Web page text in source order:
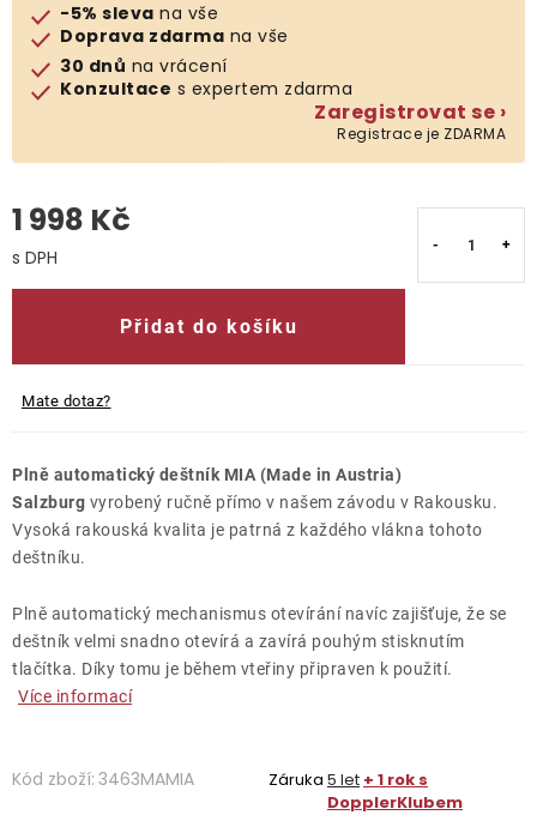
Prodávané značky
Klub výhod
Naše katalogy
O nás
Kontakty
-5% sleva na vše
Doprava zdarma na vše
30 dnů na vrácení
Konzultace s expertem zdarma
Zaregistrovat se ›
Registrace je ZDARMA
1 998 Kč
Přidat do košíku
Mate dotaz?
Plně automatický deštník MIA (Made in Austria)
Salzburg vyrobený ručně přímo v našem závodu v Rakousku.
Vysoká rakouská kvalita je patrná z každého vlákna tohoto
deštníku.
Plně automatický mechanismus otevírání navíc zajišťuje, že se
deštník velmi snadno otevírá a zavírá pouhým stisknutím
tlačítka. Díky tomu je během vteřiny připraven k použití.
Více informací
Kód zboží: 3463MAMIA Záruka 5 let + 1 rok s
DopplerKlubem